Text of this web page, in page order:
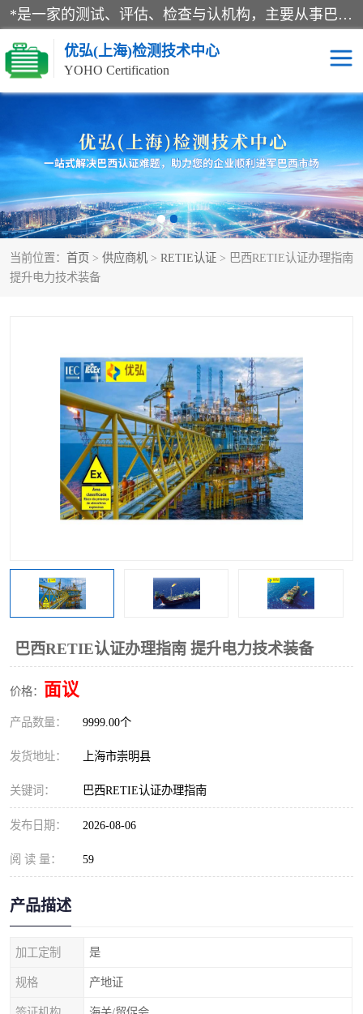
*是一家的测试、评估、检查与认机构，主要从事巴西NR10认证、NR12认证、NR13认证；ANATEL认证、INMTRO认证，欧盟CE认证：MD认证，PED认证，MID认证，ATEX认证，德国蓝色天使认证。
优弘(上海)检测技术中心
YOHO Certification
当前位置： 首页 > 供应商机 > RETIE认证 > 巴西RETIE认证办理指南
提升电力技术装备
巴西RETIE认证办理指南 提升电力技术装备
价格： 面议
产品数量： 9999.00个
发货地址： 上海市崇明县
关键词： 巴西RETIE认证办理指南
发布日期： 2026-08-06
阅 读 量： 59
产品描述
加工定制 是
规格 产地证
RECYCLASS认证 NR10认证
NR12认证 NR13认证
ART认证 巴西NR认证
巴西认证 RETIE认证